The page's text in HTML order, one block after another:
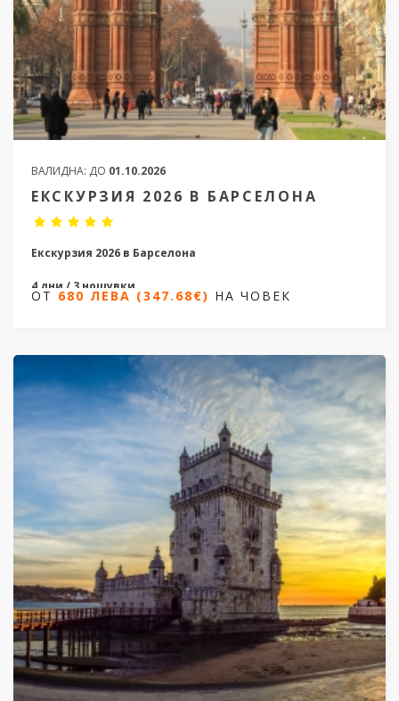
ВАЛИДНА: ДО 01.10.2026
ЕКСКУРЗИЯ 2026 В БАРСЕЛОНА
Екскурзия 2026 в Барселона
4 дни / 3 нощувки
680 ЛЕВА (347.68€)НА ЧОВЕК
ОТ 680 ЛЕВА (347.68€) НА ЧОВЕК